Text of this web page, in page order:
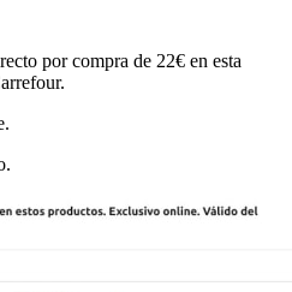
por compra de 22€ en esta